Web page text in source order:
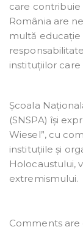
care
România are
multă
instituțiilor
Școala
(SNSPA) își
Wiesel”, cu
instituțiile și
Holocaustului,
extremismului.
Comments are